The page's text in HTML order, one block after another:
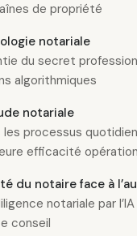
de propriété
notariale
du secret
algorithmiques
notariale
les processus
efficacité
du notaire face à
notariale par l’IA
conseil